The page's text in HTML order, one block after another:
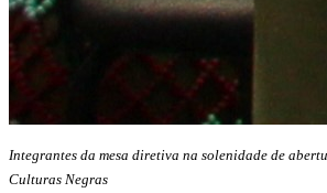
Integrantes da mesa diretiva na solenidade de
Culturas Negras